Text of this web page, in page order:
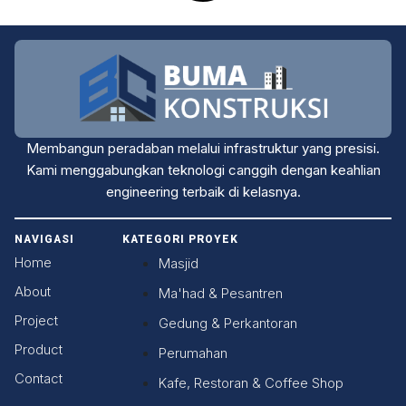
Membangun peradaban melalui infrastruktur yang presisi.
Kami menggabungkan teknologi canggih dengan keahlian
engineering terbaik di kelasnya.
NAVIGASI
Home
About
Project
Product
Contact
KATEGORI PROYEK
Masjid
Ma'had & Pesantren
Gedung & Perkantoran
Perumahan
Kafe, Restoran & Coffee Shop
Hubungi Tim Sales
Konsultasikan kebutuhan proyek Anda, dapatkan